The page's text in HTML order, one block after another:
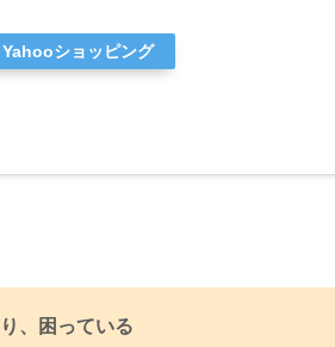
Yahooショッピング
、困っている